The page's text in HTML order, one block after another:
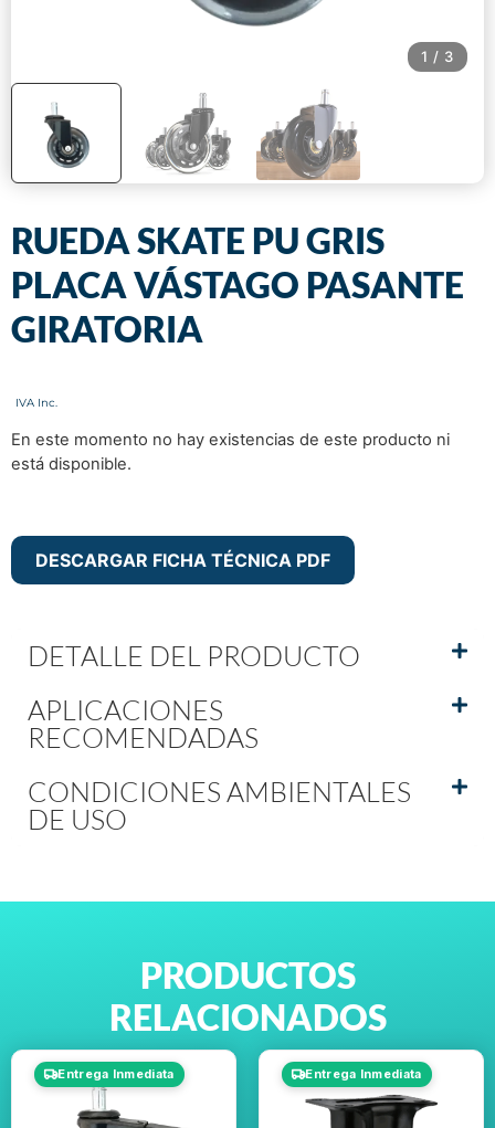
1 / 3
RUEDA SKATE PU GRIS
PLACA VÁSTAGO PASANTE
GIRATORIA
En este momento no hay existencias de este producto ni
está disponible.
DESCARGAR FICHA TÉCNICA PDF
DETALLE DEL PRODUCTO
APLICACIONES
RECOMENDADAS
CONDICIONES AMBIENTALES
DE USO
PRODUCTOS
RELACIONADOS
Entrega Inmediata Entrega Inmediata